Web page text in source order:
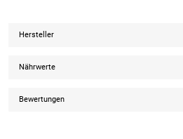
Hersteller
Nährwerte
Bewertungen